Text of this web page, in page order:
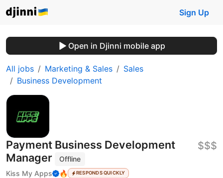
Sign Up
Open in Djinni mobile app
All jobs Marketing & Sales
Sales
Business Development
Payment Business Development
Manager
Offline
Kiss My Apps
🔥 RESPONDS QUICKLY
$$$